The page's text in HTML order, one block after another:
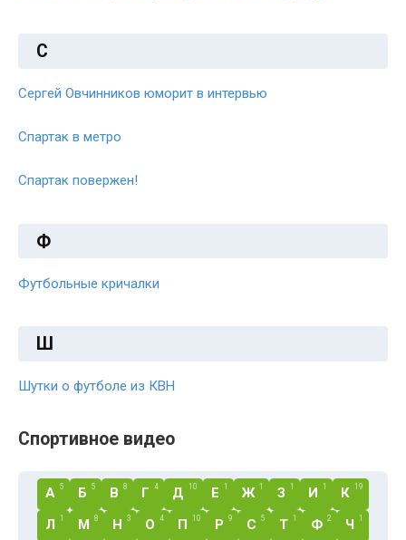
С
Сергей Овчинников юморит в интервью
Спартак в метро
Спартак повержен!
Ф
Футбольные кричалки
Ш
Шутки о футболе из КВН
Спортивное видео
А 5 Б 5 В 8 Г 4 Д 10 Е 1 Ж 1 З 1 И 1 К 19
Л 1 М 8 Н 3 О 4 П 10 Р 9 С 5 Т 1 Ф 2 Ч 1